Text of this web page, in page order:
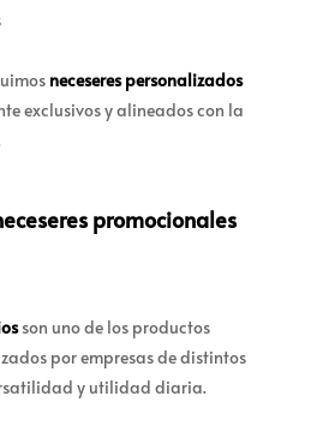
neceseres personalizados
exclusivos y alineados con la
promocionales
son uno de los productos
por empresas de distintos
y utilidad diaria.